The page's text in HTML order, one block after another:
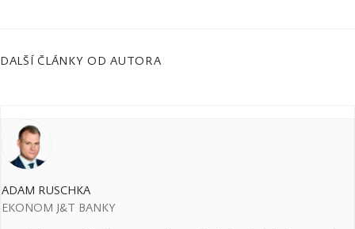
DALŠÍ ČLÁNKY OD AUTORA
ADAM RUSCHKA
EKONOM J&T BANKY